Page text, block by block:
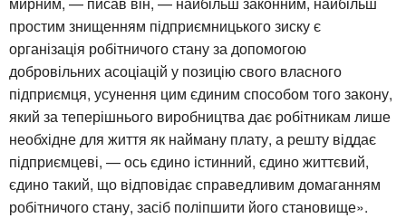
простим знищенням підприємницького зиску є
організація робітничого стану за допомогою
добровільних асоціацій у позицію свого власного
підприємця, усунення цим єдиним способом того закону,
який за теперішнього виробництва дає робітникам лише
необхідне для життя як найману плату, а решту віддає
підприємцеві, — ось єдино істинний, єдино життєвий,
єдино такий, що відповідає справедливим домаганням
робітничого стану, засіб поліпшити його становище».